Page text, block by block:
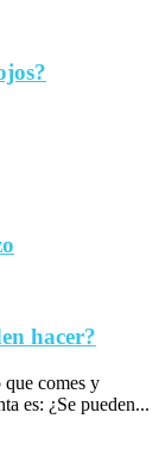
hacer?
que comes y
es: ¿Se pueden...